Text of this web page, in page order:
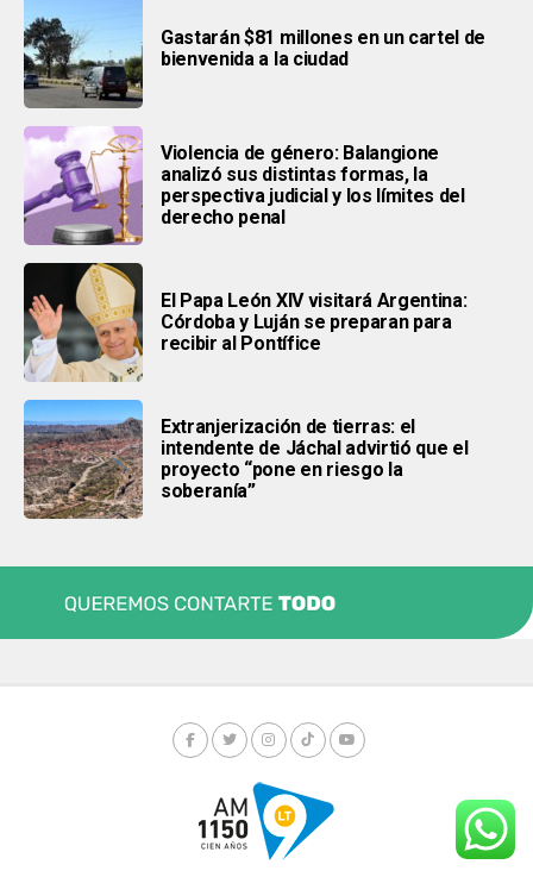
Gastarán $81 millones en un cartel de
bienvenida a la ciudad
Violencia de género: Balangione
analizó sus distintas formas, la
perspectiva judicial y los límites del
derecho penal
El Papa León XIV visitará Argentina:
Córdoba y Luján se preparan para
recibir al Pontífice
Extranjerización de tierras: el
intendente de Jáchal advirtió que el
proyecto “pone en riesgo la
soberanía”